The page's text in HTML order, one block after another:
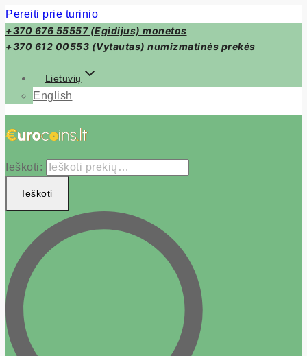
Pereiti prie turinio
+370 676 55557 (Egidijus) monetos
+370 612 00553 (Vytautas) numizmatinės prekės
Lietuvių
English
Ieškoti:
Ieškoti